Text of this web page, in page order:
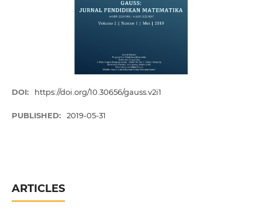
DOI: https://doi.org/10.30656/gauss.v2i1
PUBLISHED: 2019-05-31
ARTICLES